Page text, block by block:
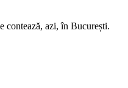
contează, azi, în București.